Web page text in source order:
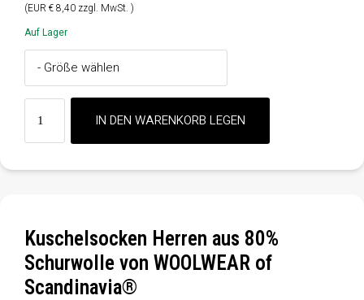
(EUR € 8,40 zzgl. MwSt. )
Auf Lager
Kuschelsocken Herren aus 80%
Schurwolle von WOOLWEAR of
Scandinavia®